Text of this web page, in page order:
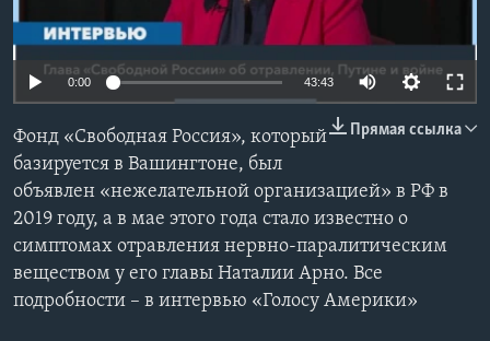
Learning English
Языки
0:00 43:43
Прямая ссылка
Фонд «Свободная Россия», который
базируется в Вашингтоне, был
объявлен «нежелательной организацией» в РФ в
2019 году, а в мае этого года стало известно о
симптомах отравления нервно-паралитическим
веществом у его главы Наталии Арно. Все
подробности – в интервью «Голосу Америки»